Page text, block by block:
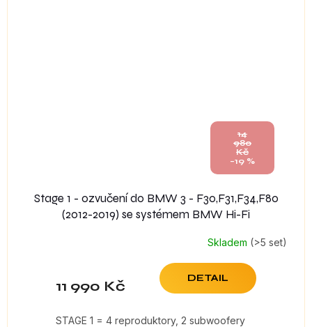
14
980
Kč
–19 %
Stage 1 - ozvučení do BMW 3 - F30,F31,F34,F80
(2012-2019) se systémem BMW Hi-Fi
Skladem (>5 set)
11 990 Kč DETAIL
STAGE 1 = 4 reproduktory, 2 subwoofery